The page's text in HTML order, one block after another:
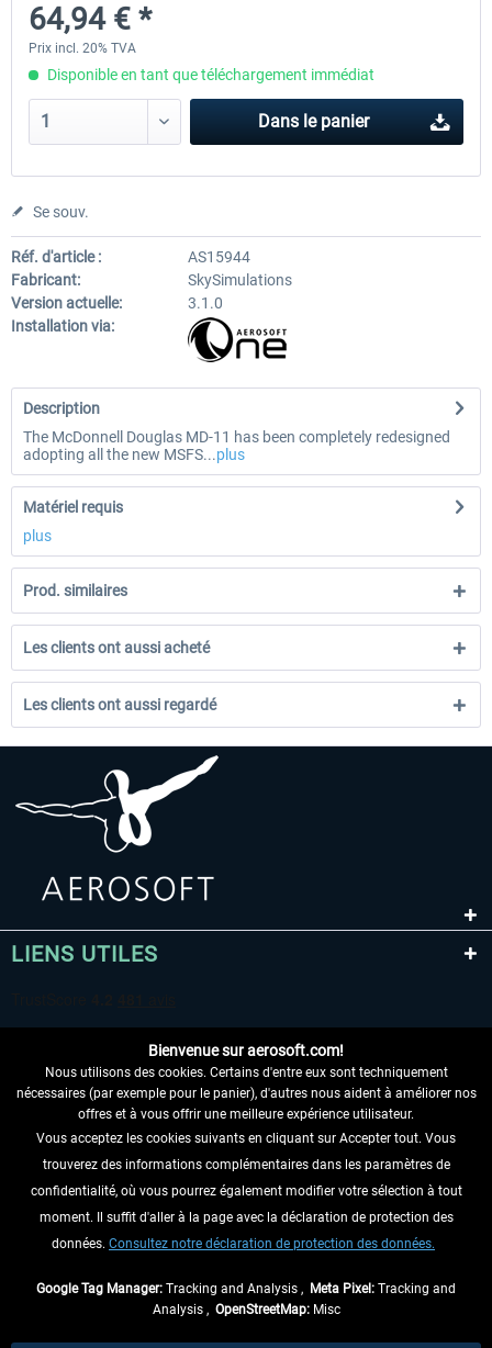
40,29 € *
64,94 € *
Prix incl. 20% TVA
Disponible en tant que téléchargement immédiat
Dans le panier
Se souv.
Réf. d'article :
AS15944
Fabricant:
SkySimulations
Version actuelle:
3.1.0
Installation via:
Description
The McDonnell Douglas MD-11 has been completely redesigned
adopting all the new MSFS...plus
Matériel requis
plus
Prod. similaires
Les clients ont aussi acheté
Les clients ont aussi regardé
LIENS UTILES
RENONCER AU CONTRAT ICI
INFORMATIONS
NE MANQUEZ PAS LES DERNIÈRES
Bienvenue sur aerosoft.com!
Nous utilisons des cookies. Certains d'entre eux sont techniquement
nécessaires (par exemple pour le panier), d'autres nous aident à améliorer nos
offres et à vous offrir une meilleure expérience utilisateur.
Vous acceptez les cookies suivants en cliquant sur Accepter tout. Vous
trouverez des informations complémentaires dans les paramètres de
confidentialité, où vous pourrez également modifier votre sélection à tout
moment. Il suffit d'aller à la page avec la déclaration de protection des
données. Consultez notre déclaration de protection des données.
Google Tag Manager: Tracking and Analysis , Meta Pixel: Tracking and
Analysis , OpenStreetMap:Misc